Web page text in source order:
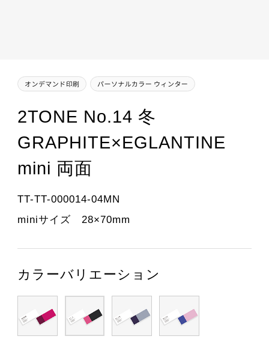
2TONE No.14 冬
GRAPHITE×EGLANTINE
mini 両面
TT-TT-000014-04MN
miniサイズ 28×70mm
カラーバリエーション